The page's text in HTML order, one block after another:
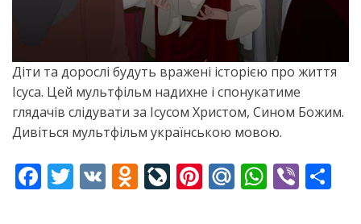
Діти та дорослі будуть вражені історією про життя
Ісуса. Цей мультфільм надихне і спонукатиме
глядачів слідувати за Ісусом Христом, Сином Божим.
Дивіться мультфільм українською мовою.
F T V O Li Pi M W Vi